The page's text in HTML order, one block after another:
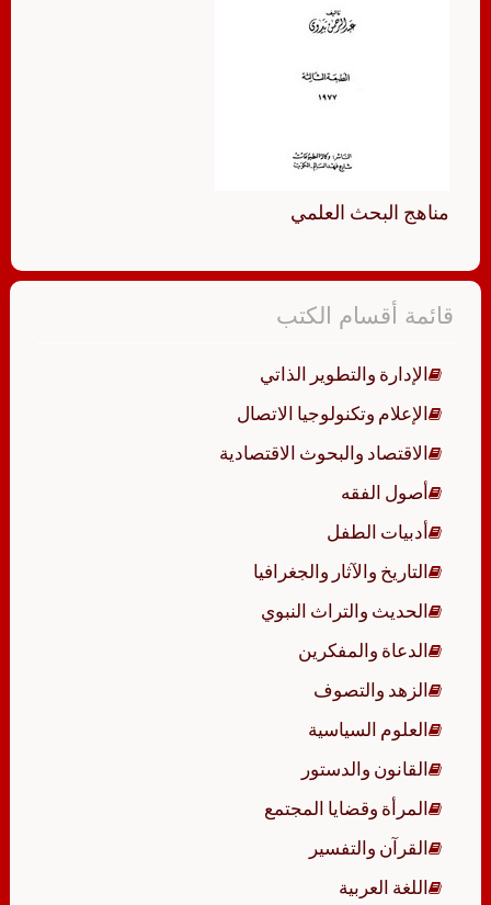
مناهج البحث العلمي
قائمة أقسام الكتب
الإدارة والتطوير الذاتي
الإعلام وتكنولوجيا الاتصال
الاقتصاد والبحوث الاقتصادية
أصول الفقه
أدبيات الطفل
التاريخ والآثار والجغرافيا
الحديث والتراث النبوي
الدعاة والمفكرين
الزهد والتصوف
العلوم السياسية
القانون والدستور
المرأة وقضايا المجتمع
القرآن والتفسير
اللغة العربية